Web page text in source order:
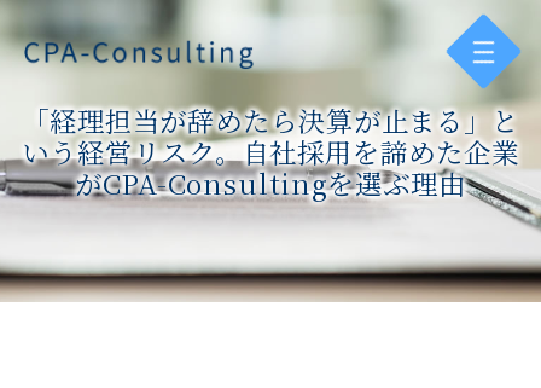
「経理担当が辞めたら決算が止まる」と
いう経営リスク。自社採用を諦めた企業
がCPA-Consultingを選ぶ理由